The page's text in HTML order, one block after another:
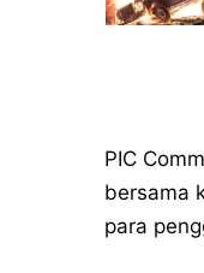
PIC
bersama
para